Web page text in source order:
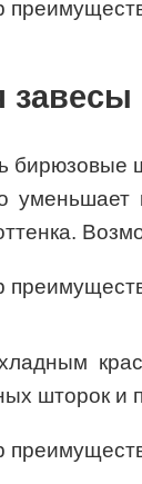
бирюзовые
шторок и